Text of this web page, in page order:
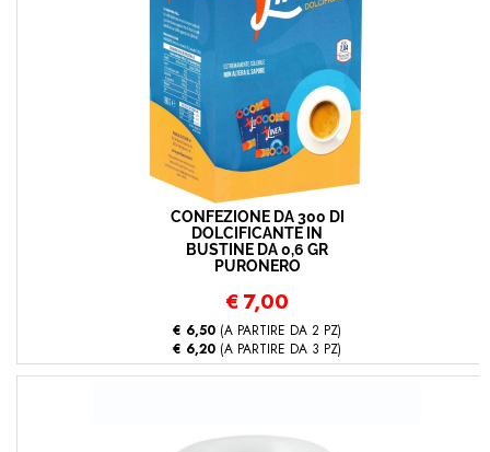
CONFEZIONE DA 300 DI
DOLCIFICANTE IN
BUSTINE DA 0,6 GR
PURONERO
€ 7,00
€ 6,50 (A PARTIRE DA 2 PZ)
€ 6,20 (A PARTIRE DA 3 PZ)